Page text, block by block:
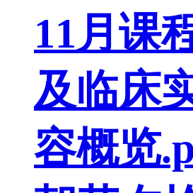
11月课
及临床
容概览